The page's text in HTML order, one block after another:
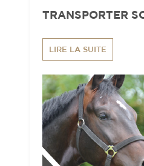
TRANSPORTER
LIRE LA SUITE